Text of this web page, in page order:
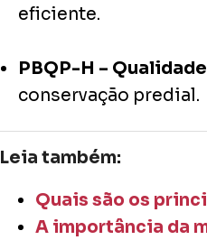
eficiente.
PBQP-H –
conservação predial.
Leia também:
Quais são os
A importância da